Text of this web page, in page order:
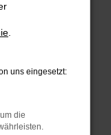
deine
in einem
uns eingesetzt:
die